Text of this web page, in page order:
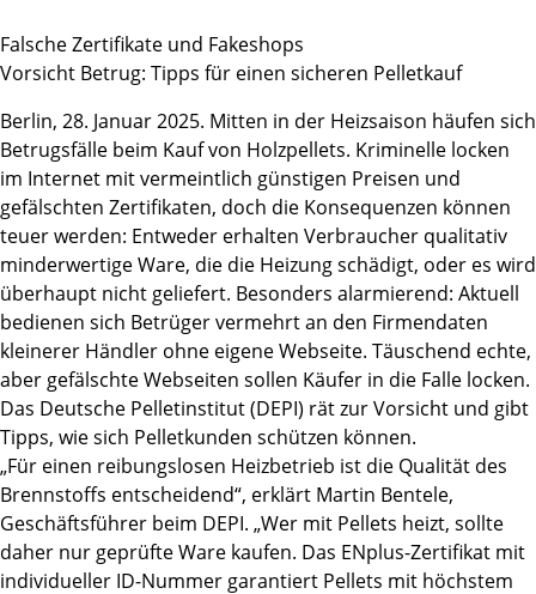
Falsche Zertifikate und Fakeshops
Vorsicht Betrug: Tipps für einen sicheren Pelletkauf
Berlin, 28. Januar 2025. Mitten in der Heizsaison häufen sich
Betrugsfälle beim Kauf von Holzpellets. Kriminelle locken
im Internet mit vermeintlich günstigen Preisen und
gefälschten Zertifikaten, doch die Konsequenzen können
teuer werden: Entweder erhalten Verbraucher qualitativ
minderwertige Ware, die die Heizung schädigt, oder es wird
überhaupt nicht geliefert. Besonders alarmierend: Aktuell
bedienen sich Betrüger vermehrt an den Firmendaten
kleinerer Händler ohne eigene Webseite. Täuschend echte,
aber gefälschte Webseiten sollen Käufer in die Falle locken.
Das Deutsche Pelletinstitut (DEPI) rät zur Vorsicht und gibt
Tipps, wie sich Pelletkunden schützen können.
„Für einen reibungslosen Heizbetrieb ist die Qualität des
Brennstoffs entscheidend“, erklärt Martin Bentele,
Geschäftsführer beim DEPI. „Wer mit Pellets heizt, sollte
daher nur geprüfte Ware kaufen. Das ENplus-Zertifikat mit
individueller ID-Nummer garantiert Pellets mit höchstem